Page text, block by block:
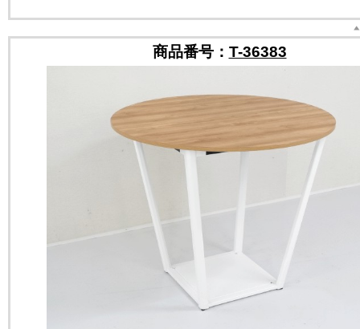
商品番号： T-36383